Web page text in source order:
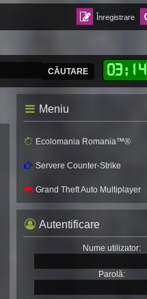
Înregistrare
03: 14
CĂUTARE
Meniu
Ecolomania Romania™®
Servere Counter-Strike
Grand Theft Auto Multiplayer
Autentificare
Nume utilizator:
Parolă: